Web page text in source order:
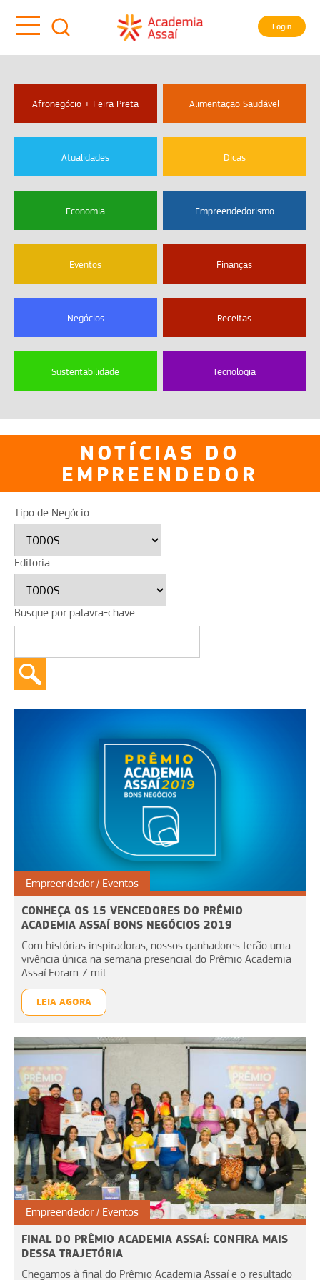
Login
Afronegócio + Feira Preta Alimentação Saudável
Atualidades Dicas
Economia Empreendedorismo
Eventos Finanças
Negócios Receitas
Sustentabilidade Tecnologia
NOTÍCIAS DO
EMPREENDEDOR
Tipo de Negócio
Editoria
Busque por palavra-chave
Empreendedor Eventos
CONHEÇA OS 15 VENCEDORES DO PRÊMIO
ACADEMIA ASSAÍ BONS NEGÓCIOS 2019
Com histórias inspiradoras, nossos ganhadores terão uma
vivência única na semana presencial do Prêmio Academia
Assaí Foram 7 mil...
LEIA AGORA
Empreendedor Eventos
FINAL DO PRÊMIO ACADEMIA ASSAÍ: CONFIRA MAIS
DESSA TRAJETÓRIA
Chegamos à final do Prêmio Academia Assaí e o resultado